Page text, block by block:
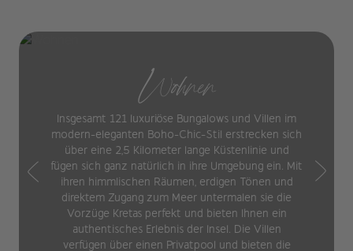
Wohnen
Insgesamt 121 luxuriöse Bungalows und Villen im
modern-eleganten Boho-Chic-Stil erstrecken sich
über eine 2,5 Kilometer lange Küstenlinie und
fügen sich ganz natürlich in ihre Umgebung ein. Mit
ihren himmlischen Räumen, erdigen Tönen und
direktem Zugang zum Meer untermalen sie die
Vorzüge Kretas perfekt und bieten Ihnen ein
authentisches Erlebnis der Insel. Die Villen
verfügen über einen Privatpool und bieten die